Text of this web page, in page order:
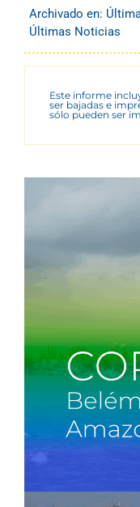
Archivado en:
Últimas Noticias
Este informe
ser bajadas e
sólo pueden ser